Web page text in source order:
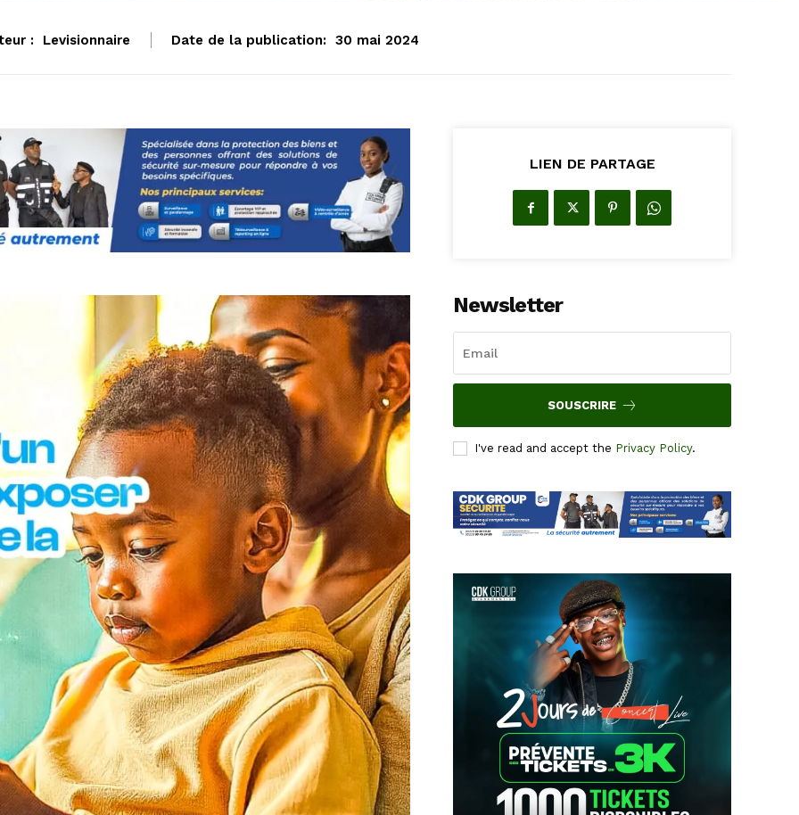
: Levisionnaire Date de la publication: 30 mai 2024
LIEN DE PARTAGE
Newsletter
SOUSCRIRE
I've read and accept the Privacy Policy.